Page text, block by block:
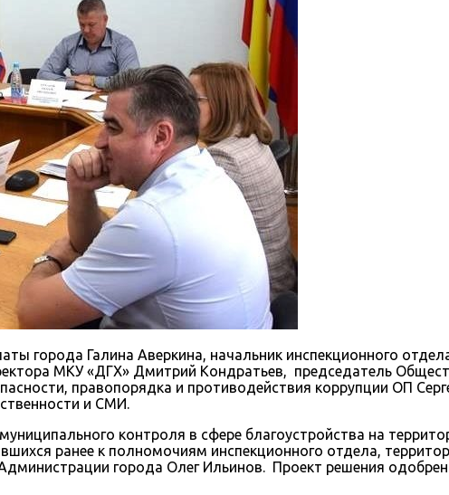
города Галина Аверкина, начальник инспекционного
МКУ «ДГХ» Дмитрий Кондратьев, председатель
правопорядка и противодействия коррупции ОП
и СМИ.
контроля в сфере благоустройства на
ранее к полномочиям инспекционного отдела,
города Олег Ильинов. Проект решения одобрен